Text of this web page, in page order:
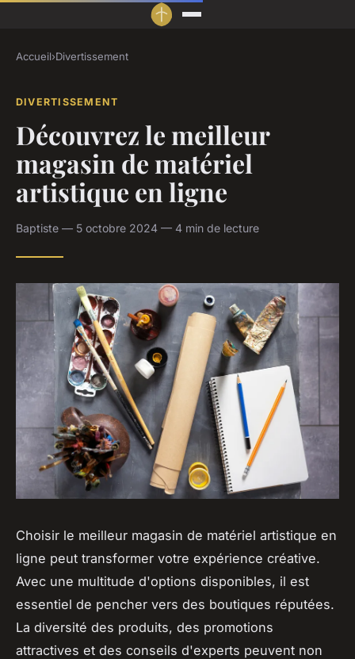
Accueil›Divertissement
DIVERTISSEMENT
Découvrez le meilleur
magasin de matériel
artistique en ligne
Baptiste — 5 octobre 2024 — 4 min de lecture
Choisir le meilleur magasin de matériel artistique en
ligne peut transformer votre expérience créative.
Avec une multitude d'options disponibles, il est
essentiel de pencher vers des boutiques réputées.
La diversité des produits, des promotions
attractives et des conseils d'experts peuvent non